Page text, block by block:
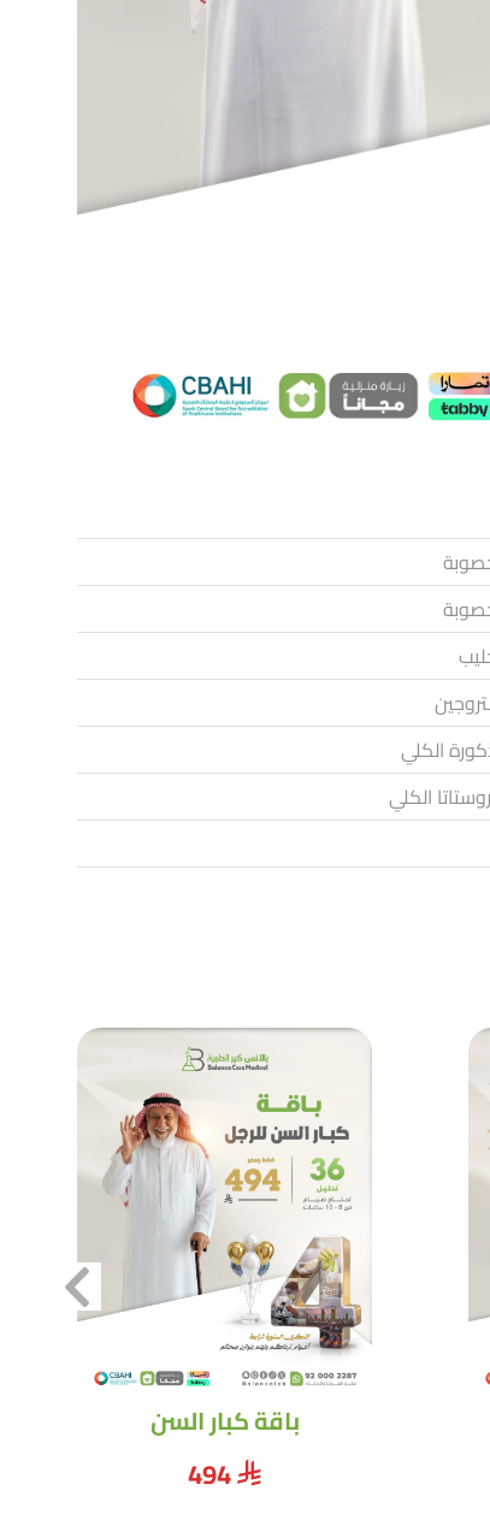
الكلي
الكلي
باقة كبار السن
⃁